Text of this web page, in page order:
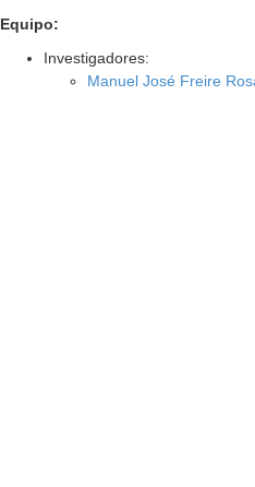
Equipo:
Investigadores:
Manuel José Freire